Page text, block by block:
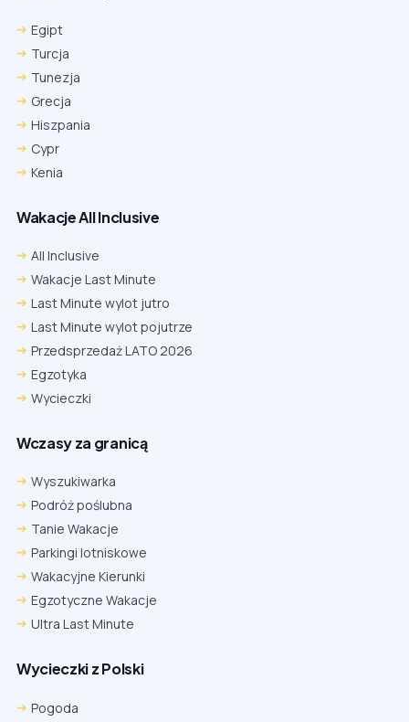
Egipt
Turcja
Tunezja
Grecja
Hiszpania
Cypr
Kenia
Wakacje All Inclusive
All Inclusive
Wakacje Last Minute
Last Minute wylot jutro
Last Minute wylot pojutrze
Przedsprzedaż LATO 2026
Egzotyka
Wycieczki
Wczasy za granicą
Wyszukiwarka
Podróż poślubna
Tanie Wakacje
Parkingi lotniskowe
Wakacyjne Kierunki
Egzotyczne Wakacje
Ultra Last Minute
Wycieczki z Polski
Pogoda